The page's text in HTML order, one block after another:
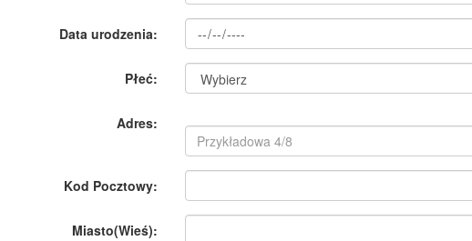
Data urodzenia:
Płeć:
Adres:
Kod Pocztowy:
Miasto(Wieś):